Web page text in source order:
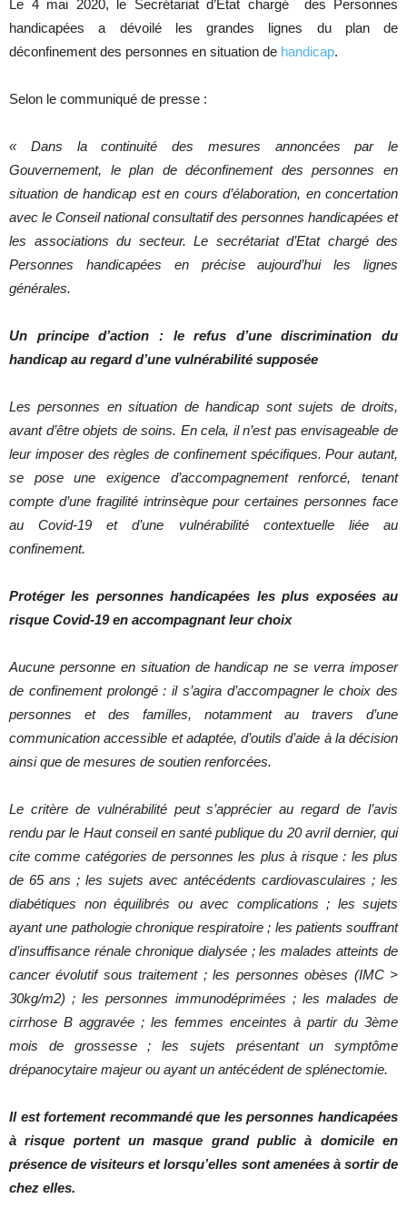
Le 4 mai 2020, le Secrétariat d’État chargé des Personnes
handicapées a dévoilé les grandes lignes du plan de
déconfinement des personnes en situation de handicap.
Selon le communiqué de presse :
« Dans la continuité des mesures annoncées par le
Gouvernement, le plan de déconfinement des personnes en
situation de handicap est en cours d’élaboration, en concertation
avec le Conseil national consultatif des personnes handicapées et
les associations du secteur. Le secrétariat d’Etat chargé des
Personnes handicapées en précise aujourd’hui les lignes
générales.
Un principe d’action : le refus d’une discrimination du
handicap au regard d’une vulnérabilité supposée
Les personnes en situation de handicap sont sujets de droits,
avant d’être objets de soins. En cela, il n’est pas envisageable de
leur imposer des règles de confinement spécifiques. Pour autant,
se pose une exigence d’accompagnement renforcé, tenant
compte d’une fragilité intrinsèque pour certaines personnes face
au Covid-19 et d’une vulnérabilité contextuelle liée au
confinement.
Protéger les personnes handicapées les plus exposées au
risque Covid-19 en accompagnant leur choix
Aucune personne en situation de handicap ne se verra imposer
de confinement prolongé : il s’agira d’accompagner le choix des
personnes et des familles, notamment au travers d’une
communication accessible et adaptée, d’outils d’aide à la décision
ainsi que de mesures de soutien renforcées.
Le critère de vulnérabilité peut s’apprécier au regard de l’avis
rendu par le Haut conseil en santé publique du 20 avril dernier, qui
cite comme catégories de personnes les plus à risque : les plus
de 65 ans ; les sujets avec antécédents cardiovasculaires ; les
diabétiques non équilibrés ou avec complications ; les sujets
ayant une pathologie chronique respiratoire ; les patients souffrant
d’insuffisance rénale chronique dialysée ; les malades atteints de
cancer évolutif sous traitement ; les personnes obèses (IMC >
30kg/m2) ; les personnes immunodéprimées ; les malades de
cirrhose B aggravée ; les femmes enceintes à partir du 3ème
mois de grossesse ; les sujets présentant un symptôme
drépanocytaire majeur ou ayant un antécédent de splénectomie.
Il est fortement recommandé que les personnes handicapées
à risque portent un masque grand public à domicile en
présence de visiteurs et lorsqu’elles sont amenées à sortir de
chez elles.